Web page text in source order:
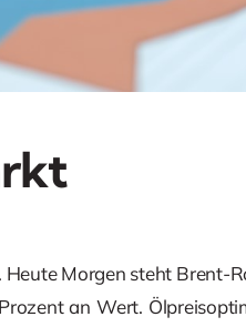
Heute Morgen steht Brent-
an Wert.